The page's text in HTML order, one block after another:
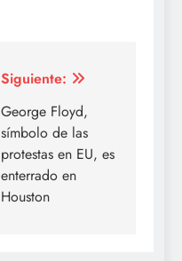
Siguiente:
George Floyd,
símbolo de las
protestas en EU, es
enterrado en
Houston